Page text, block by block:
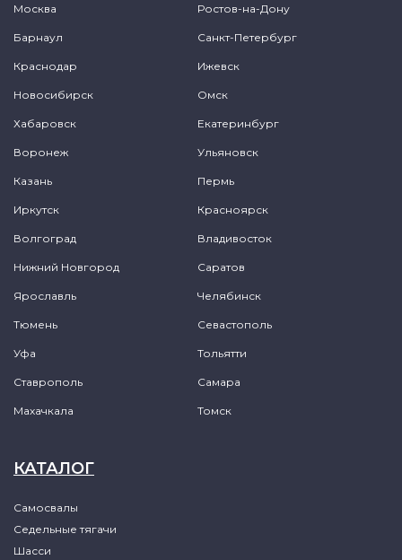
Москва Ростов-на-Дону
Барнаул Санкт-Петербург
Краснодар Ижевск
Новосибирск Омск
Хабаровск Екатеринбург
Воронеж Ульяновск
Казань Пермь
Иркутск Красноярск
Волгоград Владивосток
Нижний Новгород Саратов
Ярославль Челябинск
Тюмень Севастополь
Уфа Тольятти
Ставрополь Самара
Махачкала Томск
КАТАЛОГ
Самосвалы
Седельные тягачи
Шасси